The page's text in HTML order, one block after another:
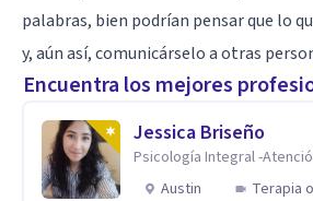
palabras, bien podrían pensar que lo
y, aún así, comunicárselo a otras
Encuentra los mejores
Jessica Briseño
Psicología Integral -
Austin
Terapia